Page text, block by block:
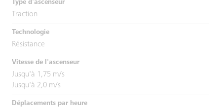
Traction
Résistance
Jusqu'à 1,75 m/s
Jusqu'à 2,0 m/s